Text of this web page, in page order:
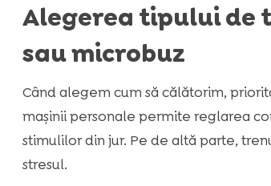
Alegerea tipului de
sau microbuz
Când alegem cum să călătorim,
maşinii personale permite reglarea
stimulilor din jur. Pe de altă parte,
stresul.